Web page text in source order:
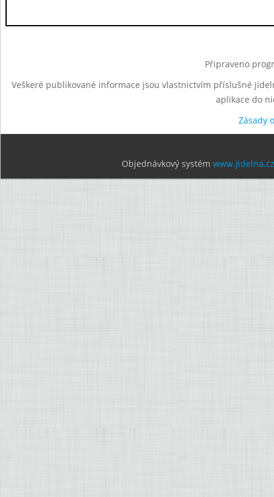
Připraveno
Veškeré publikované informace jsou vlastnictvím příslušné
aplikace do
Zásady
Objednávkový systém www.jidelna.cz